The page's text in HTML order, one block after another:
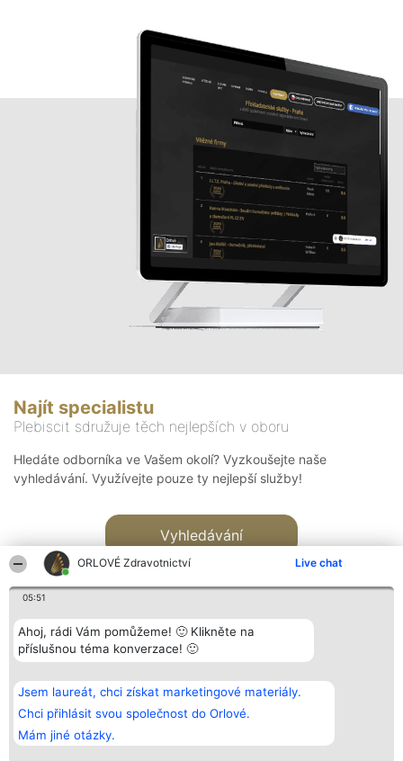
ORLOVÉ Zdravotnictví Live chat
05:51
Ahoj, rádi Vám pomůžeme! 🙂 Klikněte na
příslušnou téma konverzace! 🙂
Jsem laureát, chci získat marketingové materiály.
Chci přihlásit svou společnost do Orlové.
Mám jiné otázky.
Najít specialistu
Plebiscit sdružuje těch nejlepších v oboru
Hledáte odborníka ve Vašem okolí? Vyzkoušejte naše
vyhledávání. Využívejte pouze ty nejlepší služby!
Vyhledávání
Bright Side Solutions sp. z o.
o. sp. k.
ul. Ruska 22
Wrocław 50-079
KRS 0000749100 | Regon
381313360 | NIP 8943132676
Vítězové
Seznam všech
laureátů
Zásady
Zásady
Kontakt